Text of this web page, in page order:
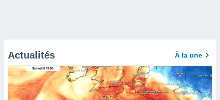
Actualités À la une